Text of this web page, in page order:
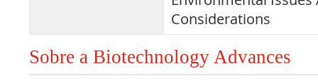
Considerations
Sobre a Biotechnology Advances